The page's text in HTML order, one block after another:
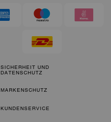
SICHERHEIT UND
DATENSCHUTZ
MARKENSCHUTZ
KUNDENSERVICE